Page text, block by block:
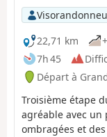
22,71 km
7h 45
Départ à
Troisième étape
agréable avec un
ombragées et